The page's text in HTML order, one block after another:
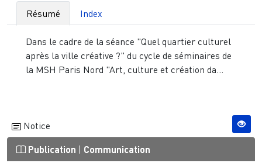
Résumé Index
Dans le cadre de la séance "Quel quartier culturel
après la ville créative ?" du cycle de séminaires de
la MSH Paris Nord "Art, culture et création da...
Notice
Publication Communication